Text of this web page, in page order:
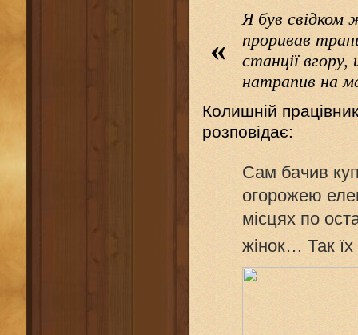
«
Я був свідком
проривав
станції
натрапив на
Колишній
розповідає:
Сам бачив
огорожею
місцях по
жінок… Так їх